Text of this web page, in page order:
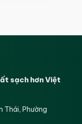
sạch hơn Việt
Thái, Phường